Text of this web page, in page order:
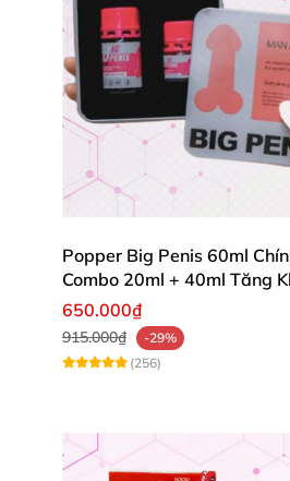
Popper Big Penis 60ml
Combo 20ml + 40ml Tăng
Cho Top & Bot
650.000₫
915.000₫
-29%
(256)